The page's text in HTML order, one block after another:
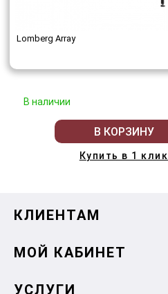
Lomberg Array
В наличии
В КОРЗИНУ
Купить в 1 клик
КЛИЕНТАМ
МОЙ КАБИНЕТ
УСЛУГИ